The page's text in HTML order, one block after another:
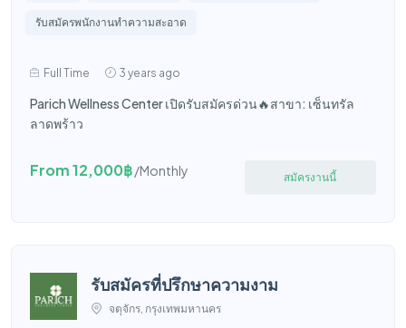
รับสมัครพนักงานทำความสะอาด
Full Time 3 years ago
Parich Wellness Center เปิดรับสมัครด่วน🔥สาขา: เซ็นทรัล
ลาดพร้าว
From 12,000฿/Monthly สมัครงานนี้
รับสมัครที่ปรึกษาความงาม
จตุจักร, กรุงเทพมหานคร